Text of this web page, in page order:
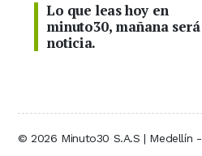
Lo que leas hoy en
minuto30, mañana será
noticia.
© 2026 Minuto30 S.A.S | Medellín